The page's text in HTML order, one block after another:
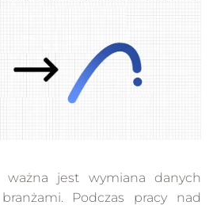
jest wymiana danych
Podczas pracy nad